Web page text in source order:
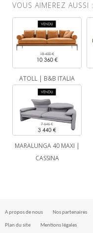
VOUS AIMEREZ AUSSI :
ATOLL | B&B ITALIA
MARALUNGA 40 MAXI |
CASSINA
A propos de nous Nos partenaires
Plan du site Mentions légales